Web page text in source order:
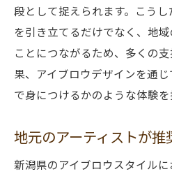
段として捉えられます。こう
を引き立てるだけでなく、地
ことにつながるため、多くの
果、アイブロウデザインを通
で身につけるかのような体験を
地元のアーティストが
新潟県のアイブロウスタイル